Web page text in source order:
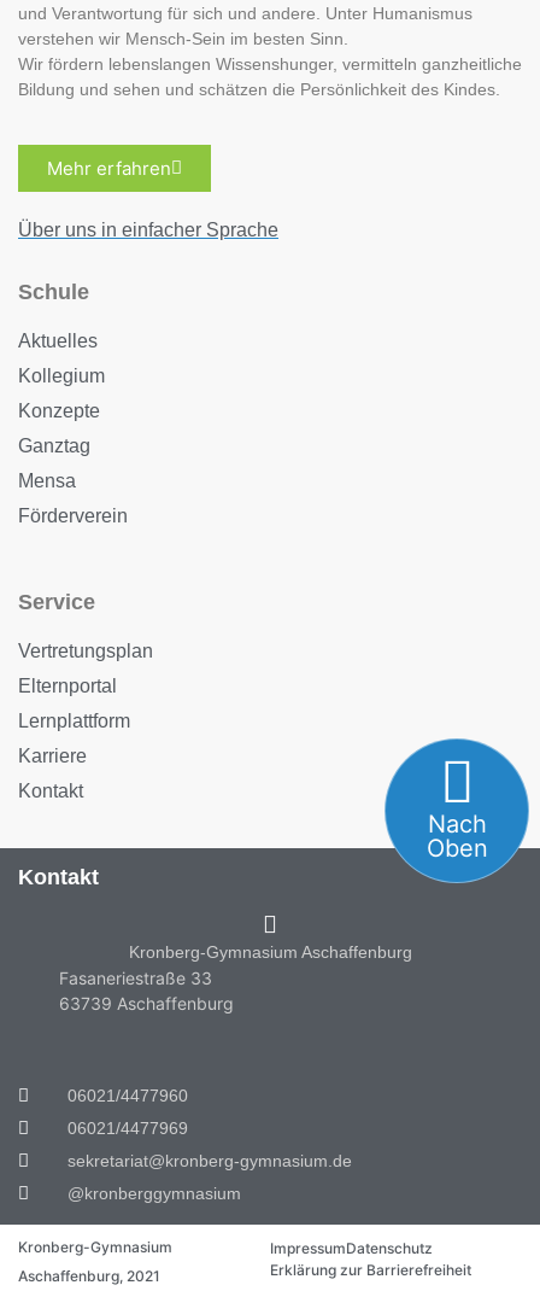
und Verantwortung für sich und andere. Unter Humanismus
verstehen wir Mensch-Sein im besten Sinn.
Wir fördern lebenslangen Wissenshunger, vermitteln ganzheitliche
Bildung und sehen und schätzen die Persönlichkeit des Kindes.
Mehr erfahren
Über uns in einfacher Sprache
Schule
Aktuelles
Kollegium
Konzepte
Ganztag
Mensa
Förderverein
Service
Vertretungsplan
Elternportal
Lernplattform
Karriere
Kontakt
Kontakt
Kronberg-Gymnasium Aschaffenburg
Fasaneriestraße 33
63739 Aschaffenburg
06021/4477960
06021/4477969
sekretariat@kronberg-gymnasium.de
@kronberggymnasium
Nach
Oben
Kronberg-Gymnasium
Aschaffenburg, 2021
ImpressumDatenschutz
Erklärung zur Barrierefreiheit